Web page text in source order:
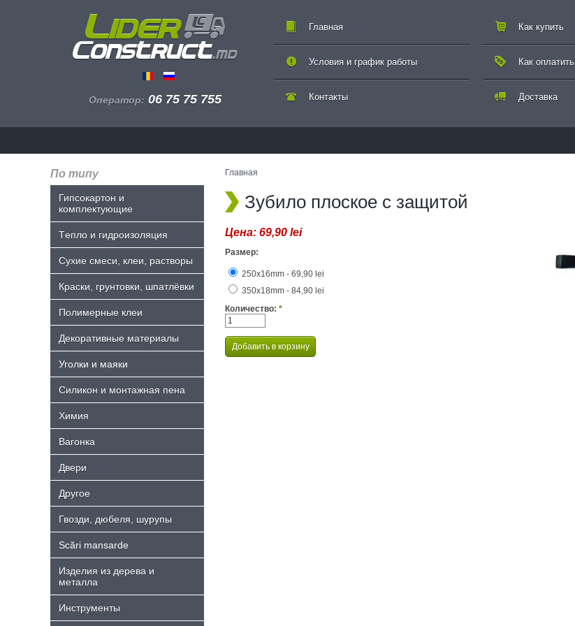
Оператор: 06 75 75 755
Главная
Контакты
Как купить
Как оплатить
Доставка
Условия и график работы
По типу
Гипсокартон и
комплектующие
Tепло и гидроизоляция
Сухие смеси, клеи, растворы
Краски, грунтовки, шпатлёвки
Полимерные клеи
Декоративные материалы
Уголки и маяки
Силикон и монтажная пена
Химия
Bагонка
Двери
Другое
Гвозди, дюбеля, шурупы
Scări mansarde
Изделия из дерева и
металла
Инструменты
Главная
Зубило плоское с защитой
Цена: 69,90 lei
Размер:
250x16mm - 69,90 lei
350x18mm - 84,90 lei
Количество: *